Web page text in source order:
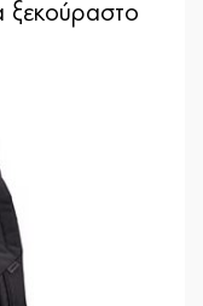
ξεκούραστο